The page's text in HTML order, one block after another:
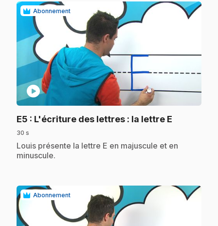
Abonnement
play_circle
E5 : L'écriture des lettres : la lettre E
30 s
.Louis présente la lettre E en majuscule et en
minuscule.
Abonnement